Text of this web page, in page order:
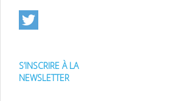
S’INSCRIRE À LA
NEWSLETTER